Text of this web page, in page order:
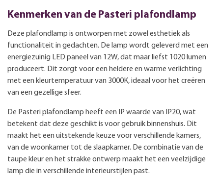
Kenmerken van de Pasteri plafondlamp
Deze plafondlamp is ontworpen met zowel esthetiek als
functionaliteit in gedachten. De lamp wordt geleverd met een
energiezuinig LED paneel van 12W, dat maar liefst 1020 lumen
produceert. Dit zorgt voor een heldere en warme verlichting
met een kleurtemperatuur van 3000K, ideaal voor het creëren
van een gezellige sfeer.
De Pasteri plafondlamp heeft een IP waarde van IP20, wat
betekent dat deze geschikt is voor gebruik binnenshuis. Dit
maakt het een uitstekende keuze voor verschillende kamers,
van de woonkamer tot de slaapkamer. De combinatie van de
taupe kleur en het strakke ontwerp maakt het een veelzijdige
lamp die in verschillende interieurstijlen past.